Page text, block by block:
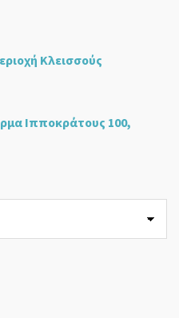
Κλεισσούς
Ιπποκράτους 100,